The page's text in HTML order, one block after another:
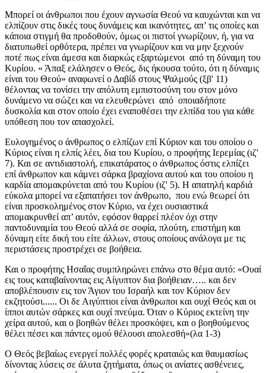
Μπορεί οι άνθρωποι που έχουν αγνωσία Θεού να καυχώνται και να
ελπίζουν στις δικές τους δυνάμεις και ικανότητες, απ’ τις οποίες και
κάποια στιγμή θα προδοθούν, όμως οι πιστοί γνωρίζουν, ή, για να
διατυπωθεί ορθότερα, πρέπει να γνωρίζουν και να μην ξεχνούν
ποτέ πως είναι άμεσα και διαρκώς εξαρτώμενοι από τη δύναμη του
Κυρίου. « Άπαξ ελάλησεν ο Θεός, δις ήκουσα τούτο, ότι η δύναμις
είναι του Θεού» αναφωνεί ο Δαβίδ στους Ψαλμούς (ξβ' 11)
θέλοντας να τονίσει την απόλυτη εμπιστοσύνη του στον μόνο
δυνάμενο να σώζει και να ελευθερώνει από οποιαδήποτε
δυσκολία και στον οποίο έχει εναποθέσει την ελπίδα του για κάθε
υπόθεση που τον απασχολεί.
Ευλογημένος ο άνθρωπος ο ελπίζων επί Κύριον και του οποίου ο
Κύριος είναι η ελπίς λέει, δια του Κυρίου, ο προφήτης Ιερεμίας (ιζ'
7). Και σε αντιδιαστολή, επικατάρατος ο άνθρωπος όστις ελπίζει
επί άνθρωπον και κάμνει σάρκα βραχίονα αυτού και του οποίου η
καρδία απομακρύνεται από του Κυρίου (ιζ' 5). Η απατηλή καρδιά
εύκολα μπορεί να εξαπατήσει τον άνθρωπο, που ενώ θεωρεί ότι
είναι προσκολημένος στον Κύριο, να έχει oυσιαστικά
απομακρυνθεί απ’ αυτόν, εφόσον θαρρεί πλέον όχι στην
παντοδυναμία του Θεού αλλά σε σοφία, πλούτη, επιστήμη και
δύναμη είτε δική του είτε άλλων, στους οποίους ανάλογα με τις
περιστάσεις προστρέχει σε βοήθεια.
Και ο προφήτης Ησαΐας συμπληρώνει επάνω στο θέμα αυτό: «Ουαί
εις τους καταβαίνοντας εις Αίγυπτον δια βοήθειαν….. και δεν
αποβλέπουσιν εις τον Άγιον του Ισραήλ και τον Κύριον δεν
εκζητούσι...... Οι δε Αιγύπτιοι είναι άνθρωποι και ουχί Θεός και οι
ίπποι αυτών σάρκες και ουχί πνεύμα. Όταν ο Κύριος εκτείνη την
χείρα αυτού, και ο βοηθών θέλει προσκόψει, και ο βοηθούμενος
θέλει πέσει και πάντες ομού θέλουσι απολεσθή»(λα 1-3)
Ο Θεός βεβαίως ενεργεί πολλές φορές κραταιώς και θαυμασίως
δίνοντας λύσεις σε άλυτα ζητήματα, όπως οι ανίατες ασθένειες,